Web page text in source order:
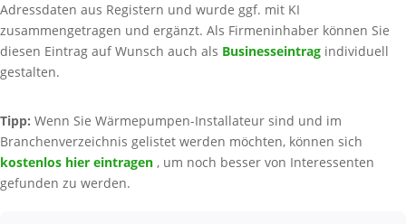
Adressdaten aus Registern und wurde ggf. mit KI
zusammengetragen und ergänzt. Als Firmeninhaber können Sie
diesen Eintrag auf Wunsch auch als Businesseintrag individuell
gestalten.
Tipp: Wenn Sie Wärmepumpen-Installateur sind und im
Branchenverzeichnis gelistet werden möchten, können sich
kostenlos hier eintragen , um noch besser von Interessenten
gefunden zu werden.